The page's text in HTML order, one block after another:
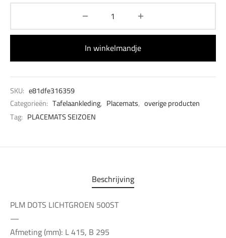
In winkelmandje
SKU: e81dfe316359
Categorieën: Tafelaankleding, Placemats, overige producten
Tag: PLACEMATS SEIZOEN
Beschrijving
PLM DOTS LICHTGROEN 500ST
—
Afmeting (mm): L 415, B 295